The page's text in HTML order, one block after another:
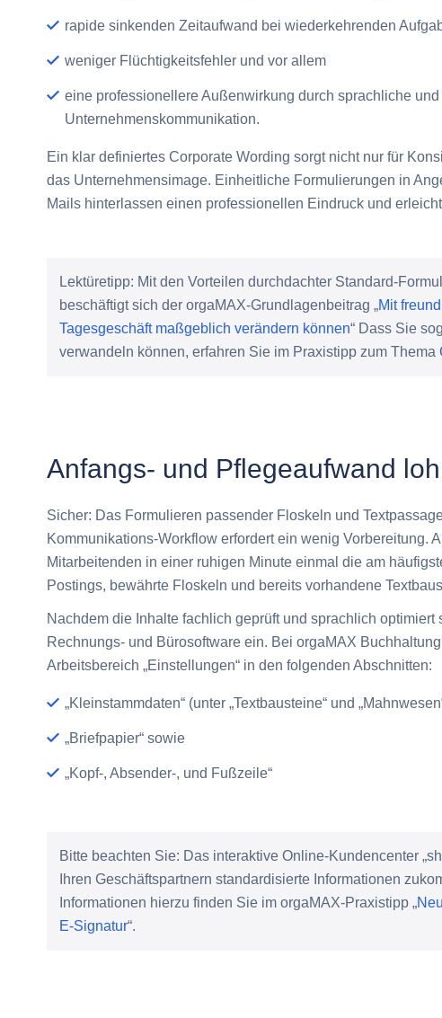
rapide sinkenden Zeitaufwand bei wiederkehrenden
weniger Flüchtigkeitsfehler und vor allem
eine professionellere Außenwirkung durch sprachliche
Unternehmenskommunikation.
Ein klar definiertes Corporate Wording sorgt nicht nur für
das Unternehmensimage. Einheitliche Formulierungen in
Mails hinterlassen einen professionellen Eindruck und
Lektüretipp: Mit den Vorteilen durchdachter Standard-
beschäftigt sich der orgaMAX-Grundlagenbeitrag „Mit
Tagesgeschäft maßgeblich verändern können“ Dass Sie
verwandeln können, erfahren Sie im Praxistipp zum Thema
Anfangs- und Pflegeaufwand
Sicher: Das Formulieren passender Floskeln und
Kommunikations-Workflow erfordert ein wenig Vorbereitung.
Mitarbeitenden in einer ruhigen Minute einmal die am
Postings, bewährte Floskeln und bereits vorhandene
Nachdem die Inhalte fachlich geprüft und sprachlich
Rechnungs- und Bürosoftware ein. Bei orgaMAX
Arbeitsbereich „Einstellungen“ in den folgenden Abschnitten:
„Kleinstammdaten“ (unter „Textbausteine“ und
„Briefpapier“ sowie
„Kopf-, Absender-, und Fußzeile“
Bitte beachten Sie: Das interaktive Online-Kundencenter
Ihren Geschäftspartnern standardisierte Informationen
Informationen hierzu finden Sie im orgaMAX-Praxistipp „
E-Signatur“.